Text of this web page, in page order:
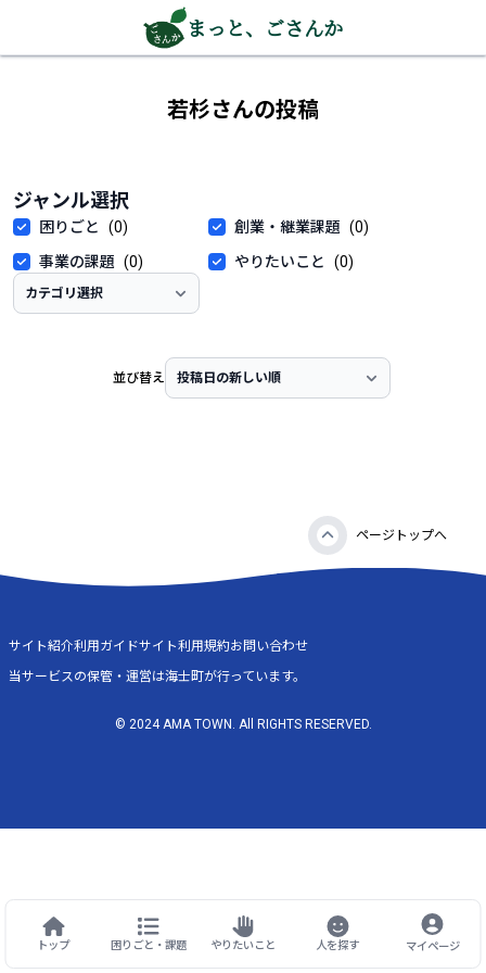
まっと、ごさんか
若杉さんの投稿
ジャンル選択
困りごと (0) 創業・継業課題 (0)
事業の課題 (0) やりたいこと (0)
並び替え
ページトップへ
サイト紹介利用ガイドサイト利用規約お問い合わせ
当サービスの保管・運営は海士町が行っています。
© 2024 AMA TOWN. All RIGHTS RESERVED.
トップ 困りごと・課題 やりたいこと 人を探す マイページ